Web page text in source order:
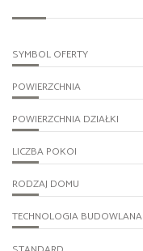
SYMBOL OFERTY
POWIERZCHNIA
POWIERZCHNIA DZIAŁKI
LICZBA POKOI
RODZAJ DOMU
TECHNOLOGIA BUDOWLANA